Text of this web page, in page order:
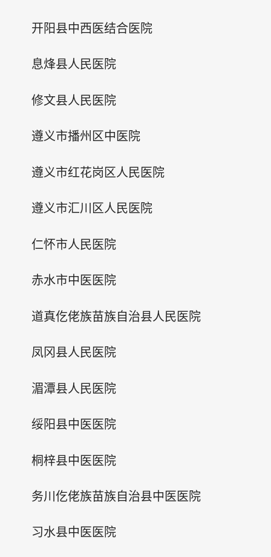
开阳县中西医结合医院
息烽县人民医院
修文县人民医院
遵义市播州区中医院
遵义市红花岗区人民医院
遵义市汇川区人民医院
仁怀市人民医院
赤水市中医医院
道真仡佬族苗族自治县人民医院
凤冈县人民医院
湄潭县人民医院
绥阳县中医医院
桐梓县中医医院
务川仡佬族苗族自治县中医医院
习水县中医医院